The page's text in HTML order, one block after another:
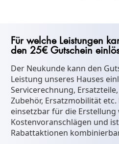
Für welche Leistungen
den 25€ Gutschein
Der Neukunde kann den
Leistung unseres Hauses
Servicerechnung,
Zubehör, Ersatzmobilität
einsetzbar für die Erstellung
Kostenvoranschlägen und
Rabattaktionen